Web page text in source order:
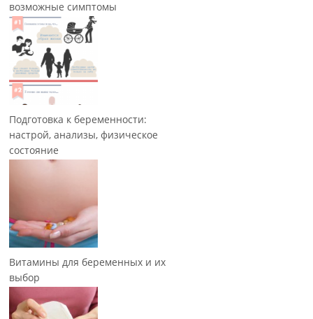
возможные симптомы
Подготовка к беременности:
настрой, анализы, физическое
состояние
Витамины для беременных и их
выбор